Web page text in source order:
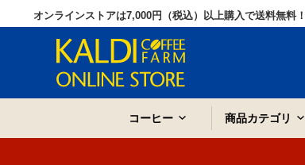
オンラインストアは7,000円（税込）以上購入で送料無料！
コーヒー 商品カテゴリ